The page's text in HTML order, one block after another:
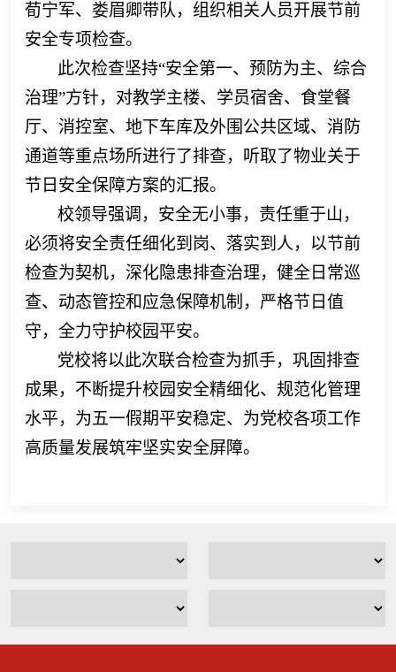
荀宁军、娄眉卿带队，组织相关人员开展节前
安全专项检查。
此次检查坚持“安全第一、预防为主、综合
治理”方针，对教学主楼、学员宿舍、食堂餐
厅、消控室、地下车库及外围公共区域、消防
通道等重点场所进行了排查，听取了物业关于
节日安全保障方案的汇报。
校领导强调，安全无小事，责任重于山，
必须将安全责任细化到岗、落实到人，以节前
检查为契机，深化隐患排查治理，健全日常巡
查、动态管控和应急保障机制，严格节日值
守，全力守护校园平安。
党校将以此次联合检查为抓手，巩固排查
成果，不断提升校园安全精细化、规范化管理
水平，为五一假期平安稳定、为党校各项工作
高质量发展筑牢坚实安全屏障。